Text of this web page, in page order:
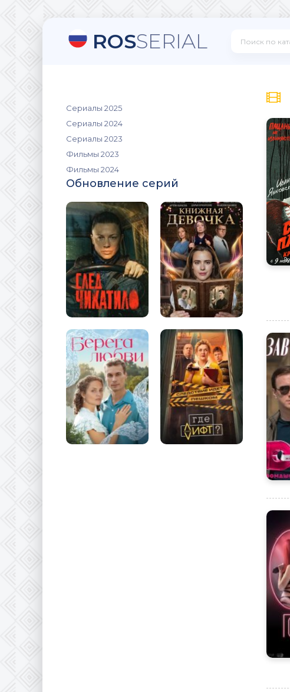
ROSSERIAL
Сериалы 2025
Сериалы 2024
Сериалы 2023
Фильмы 2023
Фильмы 2024
Обновление серий